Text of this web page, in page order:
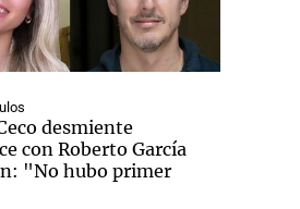
desmiente
con Roberto García
"No hubo primer